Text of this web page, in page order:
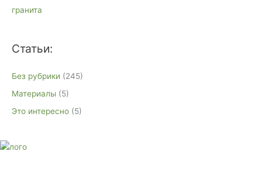
гранита
Статьи:
Без рубрики (245)
Материалы (5)
Это интересно (5)